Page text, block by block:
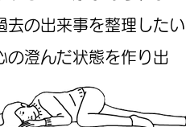
去の出来事を整理したい
の澄んだ状態を作り出